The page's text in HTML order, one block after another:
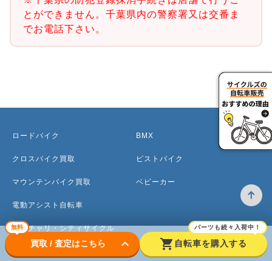
とができません。千葉県内の警察署又は交番ま
でお電話下さい。
無料
買取 / 査定はこちら keyboard_arrow_down shopping_cart
パーツも続々入荷中！
自転車を購入する
ロードバイク
クロスバイク買取
マウンテンバイク買取
電動アシスト自転車
ママチャリ・シティサイクル
BMX
ピストバイク
ベビーカー